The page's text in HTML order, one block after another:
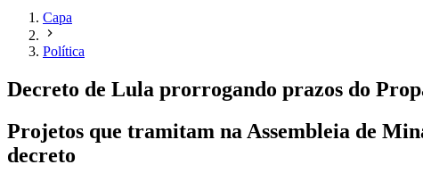
Capa
Política
Decreto de Lula prorrogando prazos do
Projetos que tramitam na Assembleia de
decreto